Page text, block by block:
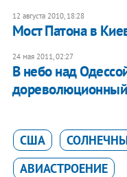
12 августа 2010, 18:28
Мост Патона в
24 мая 2011, 02:27
В небо над
США
АВИАСТРОЕНИЕ